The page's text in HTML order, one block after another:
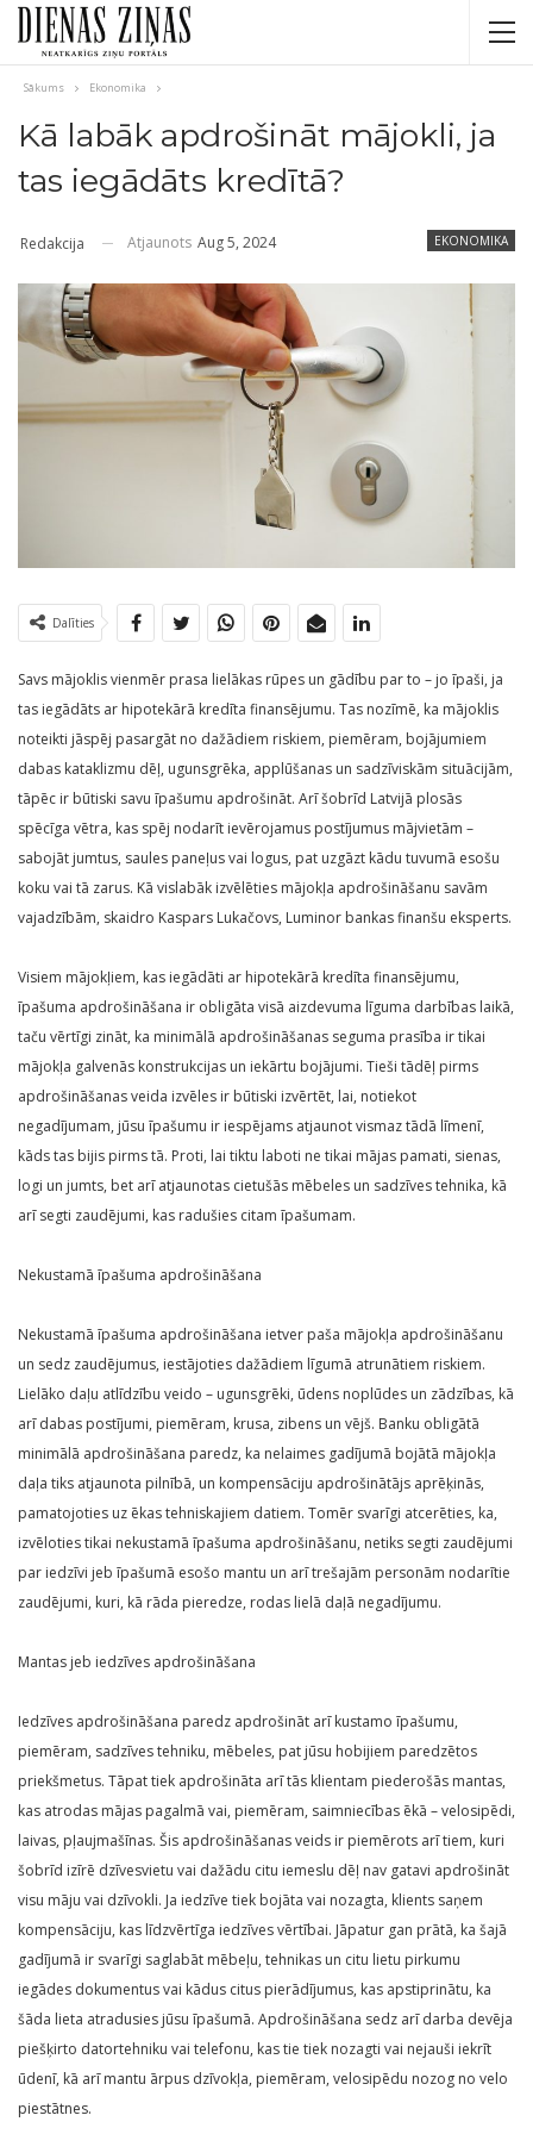
Sākums Ekonomika
Kā labāk apdrošināt mājokli, ja
tas iegādāts kredītā?
EKONOMIKA
Redakcija Atjaunots Aug 5, 2024
Dalīties
Savs mājoklis vienmēr prasa lielākas rūpes un gādību par to – jo īpaši, ja
tas iegādāts ar hipotekārā kredīta finansējumu. Tas nozīmē, ka mājoklis
noteikti jāspēj pasargāt no dažādiem riskiem, piemēram, bojājumiem
dabas kataklizmu dēļ, ugunsgrēka, applūšanas un sadzīviskām situācijām,
tāpēc ir būtiski savu īpašumu apdrošināt. Arī šobrīd Latvijā plosās
spēcīga vētra, kas spēj nodarīt ievērojamus postījumus mājvietām –
sabojāt jumtus, saules paneļus vai logus, pat uzgāzt kādu tuvumā esošu
koku vai tā zarus. Kā vislabāk izvēlēties mājokļa apdrošināšanu savām
vajadzībām, skaidro Kaspars Lukačovs, Luminor bankas finanšu eksperts.
Visiem mājokļiem, kas iegādāti ar hipotekārā kredīta finansējumu,
īpašuma apdrošināšana ir obligāta visā aizdevuma līguma darbības laikā,
taču vērtīgi zināt, ka minimālā apdrošināšanas seguma prasība ir tikai
mājokļa galvenās konstrukcijas un iekārtu bojājumi. Tieši tādēļ pirms
apdrošināšanas veida izvēles ir būtiski izvērtēt, lai, notiekot
negadījumam, jūsu īpašumu ir iespējams atjaunot vismaz tādā līmenī,
kāds tas bijis pirms tā. Proti, lai tiktu laboti ne tikai mājas pamati, sienas,
logi un jumts, bet arī atjaunotas cietušās mēbeles un sadzīves tehnika, kā
arī segti zaudējumi, kas radušies citam īpašumam.
Nekustamā īpašuma apdrošināšana
Nekustamā īpašuma apdrošināšana ietver paša mājokļa apdrošināšanu
un sedz zaudējumus, iestājoties dažādiem līgumā atrunātiem riskiem.
Lielāko daļu atlīdzību veido – ugunsgrēki, ūdens noplūdes un zādzības, kā
arī dabas postījumi, piemēram, krusa, zibens un vējš. Banku obligātā
minimālā apdrošināšana paredz, ka nelaimes gadījumā bojātā mājokļa
daļa tiks atjaunota pilnībā, un kompensāciju apdrošinātājs aprēķinās,
pamatojoties uz ēkas tehniskajiem datiem. Tomēr svarīgi atcerēties, ka,
izvēloties tikai nekustamā īpašuma apdrošināšanu, netiks segti zaudējumi
par iedzīvi jeb īpašumā esošo mantu un arī trešajām personām nodarītie
zaudējumi, kuri, kā rāda pieredze, rodas lielā daļā negadījumu.
Mantas jeb iedzīves apdrošināšana
Iedzīves apdrošināšana paredz apdrošināt arī kustamo īpašumu,
piemēram, sadzīves tehniku, mēbeles, pat jūsu hobijiem paredzētos
priekšmetus. Tāpat tiek apdrošināta arī tās klientam piederošās mantas,
kas atrodas mājas pagalmā vai, piemēram, saimniecības ēkā – velosipēdi,
laivas, pļaujmašīnas. Šis apdrošināšanas veids ir piemērots arī tiem, kuri
šobrīd izīrē dzīvesvietu vai dažādu citu iemeslu dēļ nav gatavi apdrošināt
visu māju vai dzīvokli. Ja iedzīve tiek bojāta vai nozagta, klients saņem
kompensāciju, kas līdzvērtīga iedzīves vērtībai. Jāpatur gan prātā, ka šajā
gadījumā ir svarīgi saglabāt mēbeļu, tehnikas un citu lietu pirkumu
iegādes dokumentus vai kādus citus pierādījumus, kas apstiprinātu, ka
šāda lieta atradusies jūsu īpašumā. Apdrošināšana sedz arī darba devēja
piešķirto datortehniku vai telefonu, kas tie tiek nozagti vai nejauši iekrīt
ūdenī, kā arī mantu ārpus dzīvokļa, piemēram, velosipēdu nozog no velo
piestātnes.